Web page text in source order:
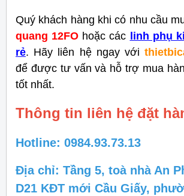
Quý khách hàng khi có nhu cầu
quang 12FO hoặc các
linh phụ
rẻ. Hãy liên hệ ngay với
để được tư vấn và hỗ trợ mua
tốt nhất.
Thông tin liên hệ đặt
Hotline: 0984.93.73.13
Địa chỉ: Tầng 5, toà nhà An
D21 KĐT mới Cầu Giấy,